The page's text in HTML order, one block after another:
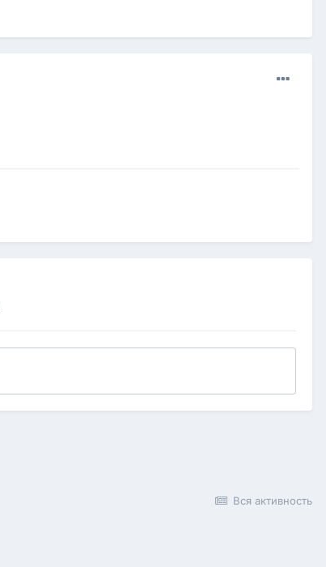
Вся активность